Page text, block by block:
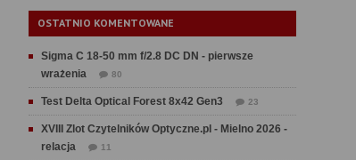
OSTATNIO KOMENTOWANE
Sigma C 18-50 mm f/2.8 DC DN - pierwsze
wrażenia
80
Test Delta Optical Forest 8x42 Gen3 23
XVIII Zlot Czytelników Optyczne.pl - Mielno 2026 -
relacja
11